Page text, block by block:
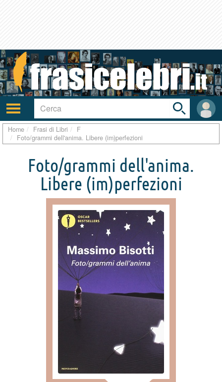
Attiva/disattiva
navigazione
User
area
Toggle
search
bar
Home Frasi di Libri
F
Foto/grammi dell'anima. Libere (im)perfezioni
Foto/grammi dell'anima.
Libere (im)perfezioni